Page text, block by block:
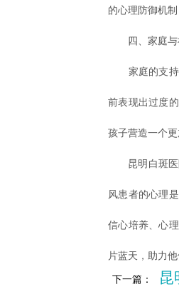
的心理防御机
四、家庭与
家庭的支持
前表现出过度
孩子营造一个更
昆明白斑医
风患者的心理
信心培养、心
片蓝天，助力
下一篇： 昆